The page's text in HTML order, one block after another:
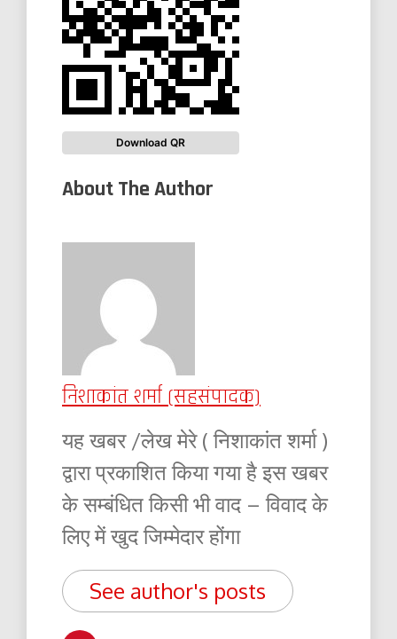
Download QR
About The Author
निशाकांत शर्मा (सहसंपादक)
यह खबर /लेख मेरे ( निशाकांत शर्मा )
द्वारा प्रकाशित किया गया है इस खबर
के सम्बंधित किसी भी वाद – विवाद के
लिए में खुद जिम्मेदार होंगा
See author's posts